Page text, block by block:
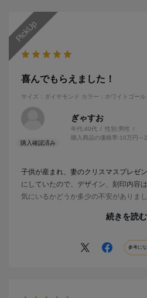
喜んでもらえました！
サイズ：ダイヤモンド カラー：ホワイトゴール
ぎゃすお
年代:40代 性別:男性
購入商品の価格帯:10万円～
子供が産まれ、妻のクリスマスプレゼ
にしていたので、デザイン、刻印内容
気にいるかどうか多少の不安がありま
続きを読む
参考に